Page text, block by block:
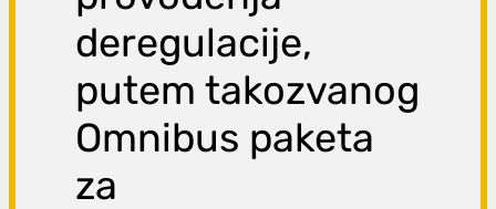
deregulacije,
putem takozvanog
Omnibus paketa
za